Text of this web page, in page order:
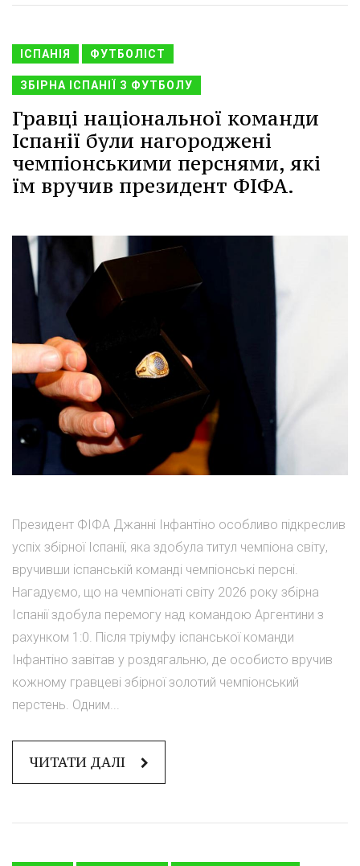
ІСПАНІЯ ФУТБОЛІСТ
ЗБІРНА ІСПАНІЇ З ФУТБОЛУ
Гравці національної команди
Іспанії були нагороджені
чемпіонськими перснями, які
їм вручив президент ФІФА.
Президент ФІФА Джанні Інфантіно особливо підкреслив
успіх збірної Іспанії, яка здобула титул чемпіона світу,
вручивши іспанській команді чемпіонські персні.
Нагадуємо, що на чемпіонаті світу 2026 року збірна
Іспанії здобула перемогу над командою Аргентини з
рахунком 1:0. Після тріумфу іспанської команди
Інфантіно завітав у роздягальню, де особисто вручив
кожному гравцеві збірної золотий чемпіонський
перстень. Одним...
ЧИТАТИ ДАЛІ